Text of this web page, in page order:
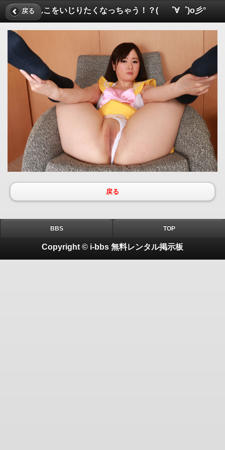
戻る
おまんこをいじりたくなっちゃう！？( ゜∀゜)o彡°
戻る
BBS TOP
Copyright © i-bbs 無料レンタル掲示板